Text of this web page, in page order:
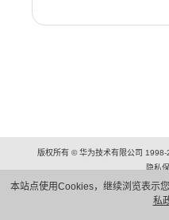
本站点使用Cookies，继续浏览表示
私
版权所有 © 华为技术有限公司
隐私